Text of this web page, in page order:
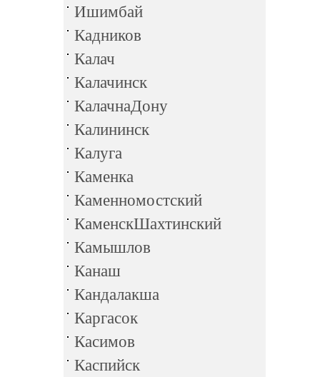
Ишимбай
Кадников
Калач
Калачинск
КалачнаДону
Калининск
Калуга
Каменка
Каменномостский
КаменскШахтинский
Камышлов
Канаш
Кандалакша
Каргасок
Касимов
Каспийск